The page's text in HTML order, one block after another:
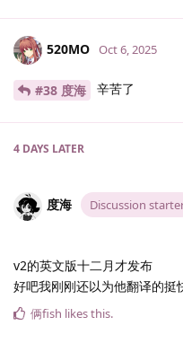
520MO Oct 6, 2025
#38 度海 辛苦了
4 DAYS LATER
度海 Discussion
v2的英文版十二月才发布
好吧我刚刚还以为他翻译的挺
俩fish likes this.